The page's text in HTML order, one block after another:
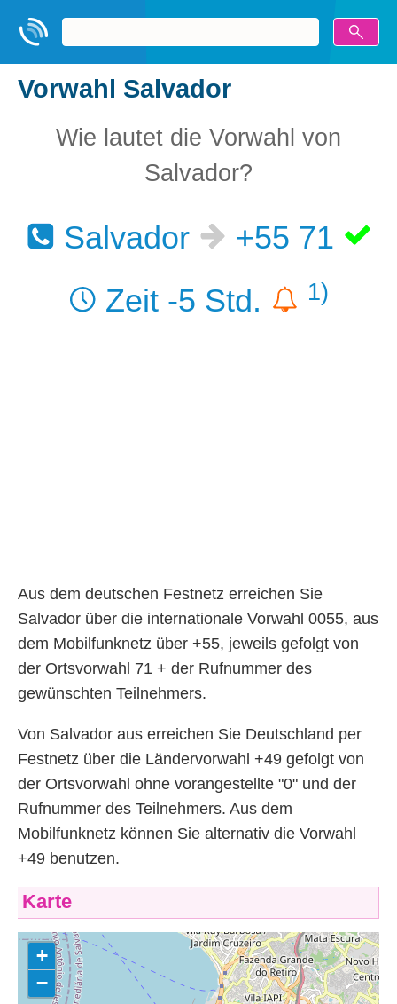
Vorwahl Salvador
Wie lautet die Vorwahl von
Salvador?
Salvador
+55 71
Zeit -5 Std.
1)
Aus dem deutschen Festnetz erreichen Sie
Salvador über die internationale Vorwahl 0055, aus
dem Mobilfunknetz über +55, jeweils gefolgt von
der Ortsvorwahl 71 + der Rufnummer des
gewünschten Teilnehmers.
Von Salvador aus erreichen Sie Deutschland per
Festnetz über die Ländervorwahl +49 gefolgt von
der Ortsvorwahl ohne vorangestellte "0" und der
Rufnummer des Teilnehmers. Aus dem
Mobilfunknetz können Sie alternativ die Vorwahl
+49 benutzen.
Karte